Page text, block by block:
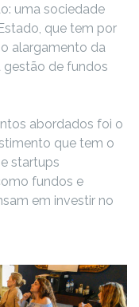
uma sociedade
que tem por
alargamento da
gestão de fundos
abordados foi o
que tem o
startups
fundos e
em investir no